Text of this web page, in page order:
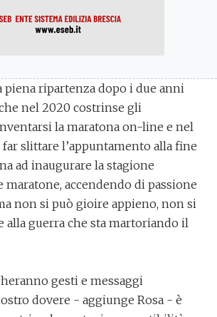
piena ripartenza dopo i due anni
nel 2020 costrinse gli
la maratona on-line e nel
slittare l’appuntamento alla fine
ad inaugurare la stagione
accendendo di passione
non si può gioire appieno, non si
alla guerra che sta martoriando il
gesti e messaggi
dovere - aggiunge Rosa - è